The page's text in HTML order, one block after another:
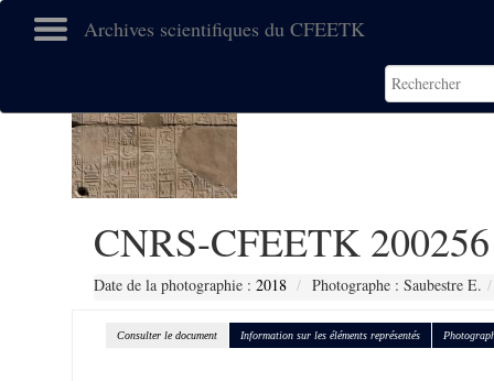
Archives scientifiques du CFEETK
CNRS-CFEETK 200256
Date de la photographie : 2018 Photographe : Saubestre E.
Consulter le document Information sur les éléments représentés